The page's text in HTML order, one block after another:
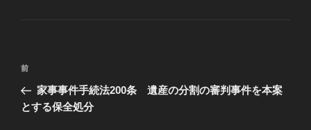
投
ナ
過
去
の
前
家事事件手続法200条 遺産の分割の審判事件を本案
とする保全処分